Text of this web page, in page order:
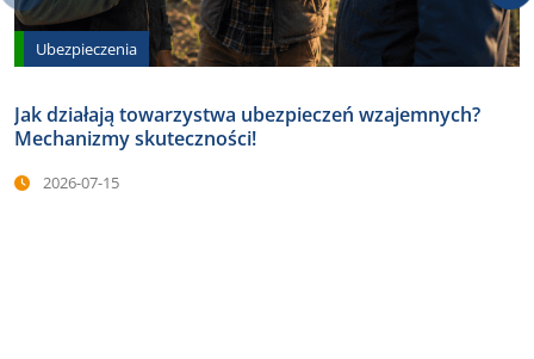
Ubezpieczenia
Jak działają towarzystwa ubezpieczeń wzajemnych?
Mechanizmy skuteczności!
2026-07-15